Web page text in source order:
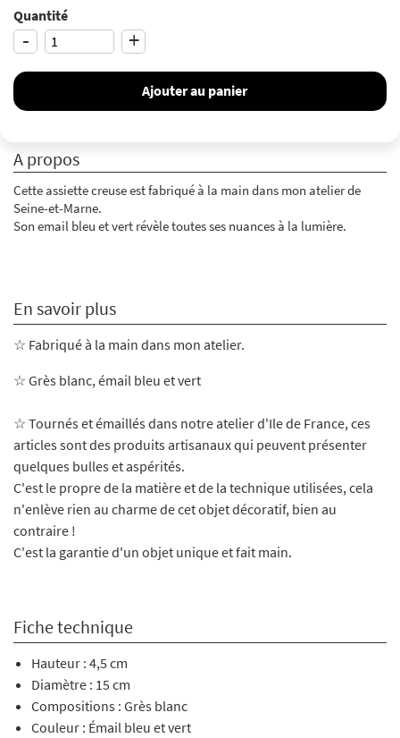
Quantité
- +
Ajouter au panier
A propos
Cette assiette creuse est fabriqué à la main dans mon atelier de
Seine-et-Marne.
Son email bleu et vert révèle toutes ses nuances à la lumière.
En savoir plus
☆ Fabriqué à la main dans mon atelier.
☆ Grès blanc, émail bleu et vert
☆ Tournés et émaillés dans notre atelier d'Ile de France, ces
articles sont des produits artisanaux qui peuvent présenter
quelques bulles et aspérités.
C'est le propre de la matière et de la technique utilisées, cela
n'enlève rien au charme de cet objet décoratif, bien au
contraire !
C'est la garantie d'un objet unique et fait main.
Fiche technique
Hauteur : 4,5 cm
Diamètre : 15 cm
Compositions : Grès blanc
Couleur : Émail bleu et vert